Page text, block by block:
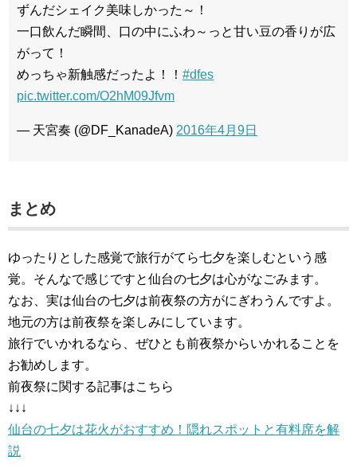
ずんだシェイク美味しかった～！
一口飲んだ瞬間、口の中にふわ～っと甘い豆の香りが広
がって！
めっちゃ新触感だったよ！！ #dfes
pic.twitter.com/O2hM09Jfvm
— 天宮奏 (@DF_KanadeA) 2016年4月9日
まとめ
ゆったりとした感覚で旅行がてら七夕を楽しむという感
覚。そんなで感じですと仙台の七夕は心がなごみます。
なお、実は仙台の七夕は前夜祭の方がにぎわうんですよ。
地元の方は前夜祭を楽しみにしています。
旅行でいかれるなら、ぜひとも前夜祭からいかれることを
お勧めします。
前夜祭に関する記事はこちら
↓↓↓
仙台の七夕は花火がおすすめ！隠れスポットと有料席を解
説